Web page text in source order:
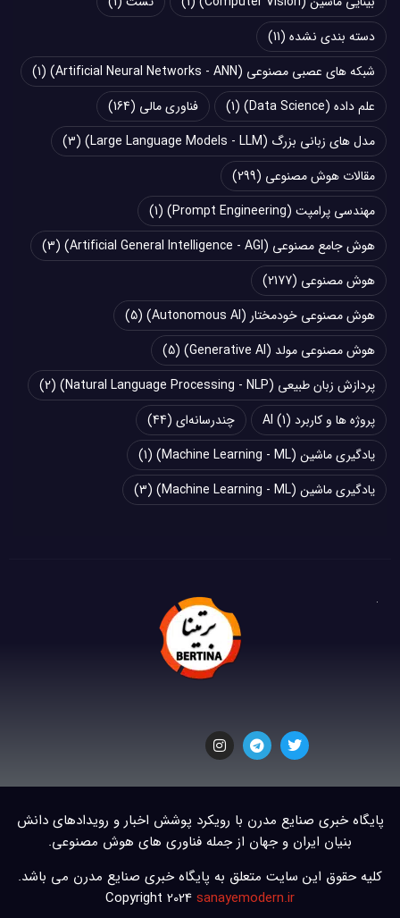
دسته بندی نشده (11)
شبکه های عصبی مصنوعی (Artificial Neural Networks - ANN)
(1)
علم داده (Data Science)
(1) فناوری مالی (164)
مدل های زبانی بزرگ (Large Language Models - LLM)
(3)
مقالات هوش مصنوعی (299)
مهندسی پرامپت (Prompt Engineering)
(1)
هوش جامع مصنوعی (Artificial General Intelligence - AGI)
(3)
هوش مصنوعی (2177)
هوش مصنوعی خودمختار (Autonomous AI)
(5)
هوش مصنوعی مولد (Generative AI)
(5)
پردازش زبان طبیعی (Natural Language Processing - NLP)
(2)
پروژه ها و کاربرد AI (1) چند‌‌رسانه‌ای (44)
یادگیری ماشین (Machine Learning - ML)
(1)
یادگیری ماشین (Machine Learning - ML)
(3)
پایگاه خبری صنایع مدرن با رویکرد پوشش اخبار و رویدادهای دانش
بنیان ایران و جهان از جمله فناوری های هوش مصنوعی.
کلیه حقوق این سایت متعلق به پایگاه خبری صنایع مدرن می باشد.
Copyright 2024 sanayemodern.ir